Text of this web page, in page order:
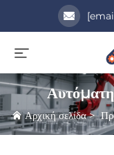
Αρχική σελίδα>